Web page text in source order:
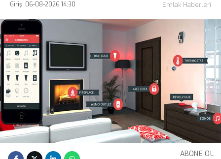
Giriş: 06-08-2026 14:30 Emlak Haberleri
ABONE OL